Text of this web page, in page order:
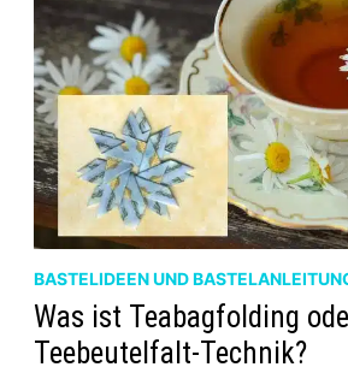
BASTELIDEEN UND
Was ist Teabagfolding
Teebeutelfalt-Technik?